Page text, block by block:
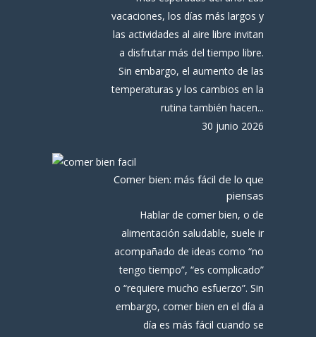
vacaciones, los días más largos y
las actividades al aire libre invitan
a disfrutar más del tiempo libre.
Sin embargo, el aumento de las
temperaturas y los cambios en la
rutina también hacen...
30 junio 2026
Comer bien: más fácil de lo que
piensas
Hablar de comer bien, o de
alimentación saludable, suele ir
acompañado de ideas como “no
tengo tiempo”, “es complicado”
o “requiere mucho esfuerzo”. Sin
embargo, comer bien en el día a
día es más fácil cuando se